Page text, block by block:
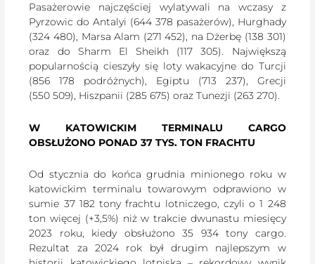
Pasażerowie najczęściej wylatywali na wczasy z
Pyrzowic do Antalyi (644 378 pasażerów), Hurghady
(324 480), Marsa Alam (271 452), na Dżerbę (138 301)
oraz do Sharm El Sheikh (117 305). Największą
popularnością cieszyły się loty wakacyjne do Turcji
(856 178 podróżnych), Egiptu (713 237), Grecji
(550 509), Hiszpanii (285 675) oraz Tunezji (263 270).
W KATOWICKIM TERMINALU CARGO
OBSŁUŻONO PONAD 37 TYS. TON FRACHTU
Od stycznia do końca grudnia minionego roku w
katowickim terminalu towarowym odprawiono w
sumie 37 182 tony frachtu lotniczego, czyli o 1 248
ton więcej (+3,5%) niż w trakcie dwunastu miesięcy
2023 roku, kiedy obsłużono 35 934 tony cargo.
Rezultat za 2024 rok był drugim najlepszym w